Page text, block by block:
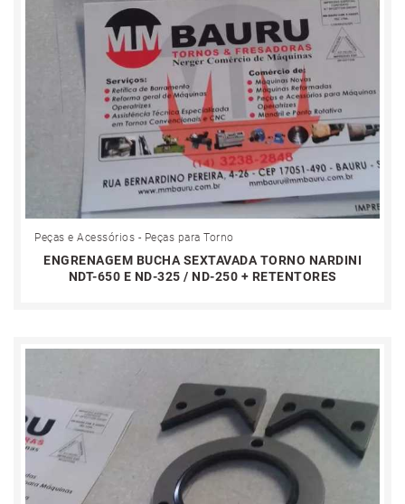
Peças e Acessórios - Peças para Torno
ENGRENAGEM BUCHA SEXTAVADA TORNO NARDINI
NDT-650 E ND-325 / ND-250 + RETENTORES